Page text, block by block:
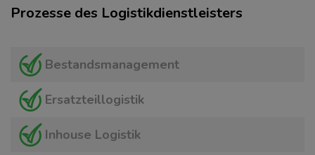
Prozesse des Logistikdienstleisters
Bestandsmanagement
Ersatzteillogistik
Inhouse Logistik